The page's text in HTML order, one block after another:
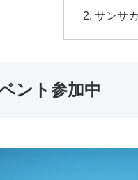
サンサ
ント参加中